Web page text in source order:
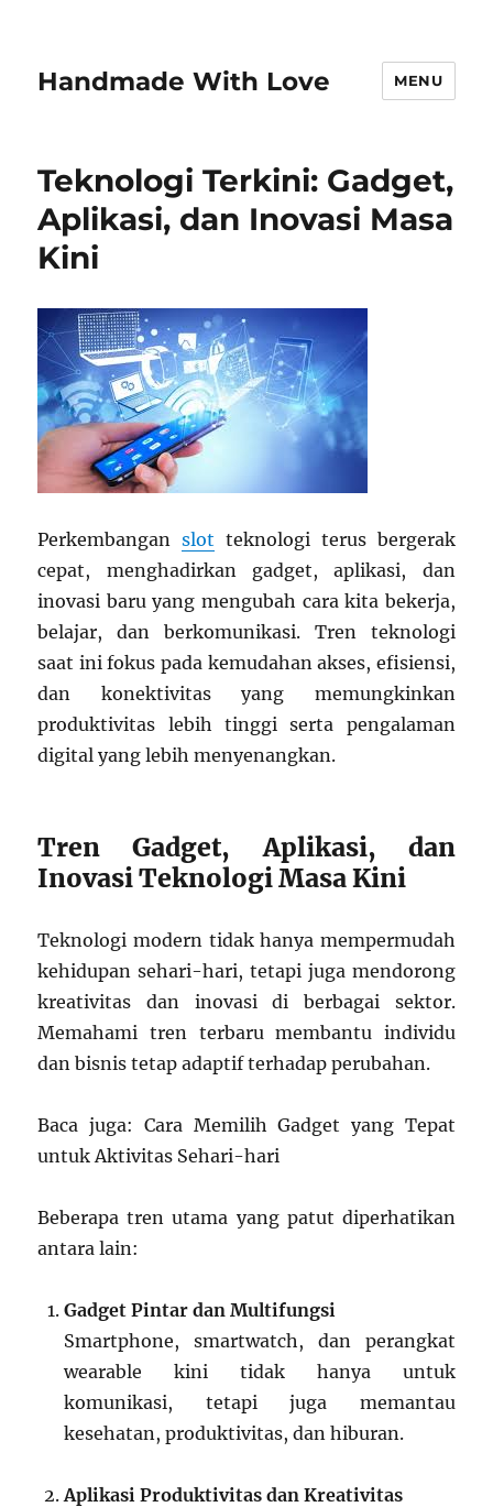
Handmade With Love MENU
Teknologi Terkini: Gadget,
Aplikasi, dan Inovasi Masa
Kini
Perkembanganslot teknologi terus bergerak
cepat, menghadirkan gadget, aplikasi, dan
inovasi baru yang mengubah cara kita bekerja,
belajar, dan berkomunikasi. Tren teknologi
saat ini fokus pada kemudahan akses, efisiensi,
dan konektivitas yang memungkinkan
produktivitas lebih tinggi serta pengalaman
digital yang lebih menyenangkan.
Tren Gadget, Aplikasi, dan
Inovasi Teknologi Masa Kini
Teknologi modern tidak hanya mempermudah
kehidupan sehari-hari, tetapi juga mendorong
kreativitas dan inovasi di berbagai sektor.
Memahami tren terbaru membantu individu
dan bisnis tetap adaptif terhadap perubahan.
Baca juga: Cara Memilih Gadget yang Tepat
untuk Aktivitas Sehari-hari
Beberapa tren utama yang patut diperhatikan
antara lain:
Gadget Pintar dan Multifungsi
Smartphone, smartwatch, dan perangkat
wearable kini tidak hanya untuk
komunikasi, tetapi juga memantau
kesehatan, produktivitas, dan hiburan.
Aplikasi Produktivitas dan Kreativitas